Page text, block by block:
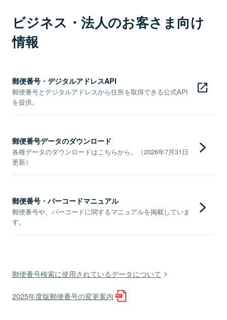
ビジネス・法人のお客さま向け
情報
郵便番号・デジタルアドレスAPI
郵便番号とデジタルアドレスから住所を取得できる公式API
を提供。
郵便番号データのダウンロード
各種データのダウンロードはこちらから。（2026年7月31日
更新）
郵便番号・バーコードマニュアル
郵便番号や、バーコードに関するマニュアルを掲載していま
す。
郵便番号検索に使用されているデータについて
2025年度版郵便番号の変更案内